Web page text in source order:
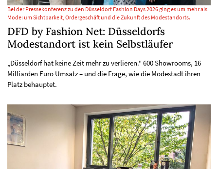
Bei der Pressekonferenz zu den Düsseldorf Fashion Days 2026 ging es um mehr als
Mode: um Sichtbarkeit, Ordergeschäft und die Zukunft des Modestandorts.
DFD by Fashion Net: Düsseldorfs
Modestandort ist kein Selbstläufer
„Düsseldorf hat keine Zeit mehr zu verlieren." 600 Showrooms, 16
Milliarden Euro Umsatz – und die Frage, wie die Modestadt ihren
Platz behauptet.